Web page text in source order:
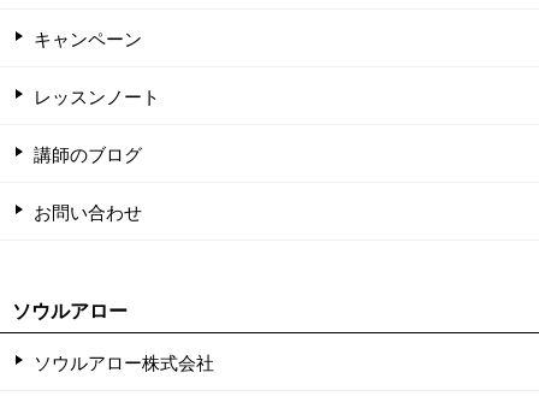
キャンペーン
レッスンノート
講師のブログ
お問い合わせ
ソウルアロー
ソウルアロー株式会社